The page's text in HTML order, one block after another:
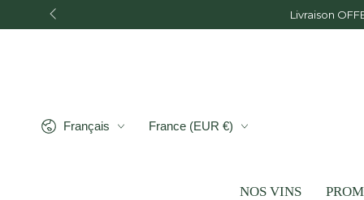
IGNORER LE
CONTENU
Livraison
LangueFrançais Pays/région
France (EUR €)
NOS VINS